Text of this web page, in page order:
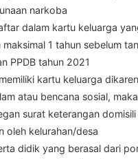
narkoba
dalam kartu keluarga
1 tahun sebelum
PPDB tahun 2021
kartu keluarga
atau bencana sosial,
surat keterangan domisili
oleh kelurahan/desa
didik yang berasal dari